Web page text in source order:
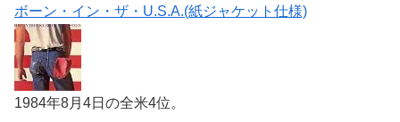
ボーン・イン・ザ・U.S.A.(紙ジャケット仕様)
1984年8月4日の全米4位。